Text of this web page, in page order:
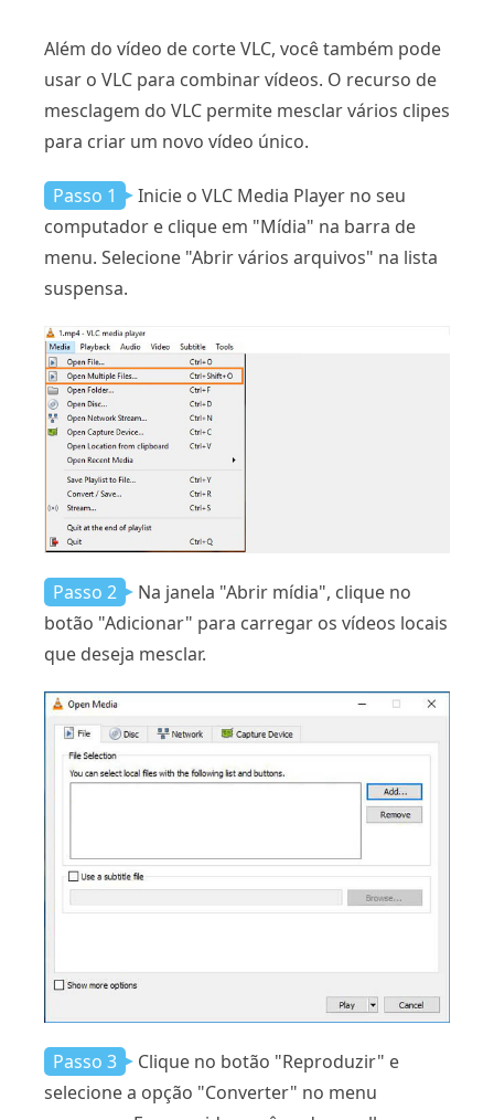
Além do vídeo de corte VLC, você também pode
usar o VLC para combinar vídeos. O recurso de
mesclagem do VLC permite mesclar vários clipes
para criar um novo vídeo único.
Passo 1
Inicie o VLC Media Player no seu
computador e clique em "Mídia" na barra de
menu. Selecione "Abrir vários arquivos" na lista
suspensa.
Passo 2
Na janela "Abrir mídia", clique no
botão "Adicionar" para carregar os vídeos locais
que deseja mesclar.
Passo 3
Clique no botão "Reproduzir" e
selecione a opção "Converter" no menu